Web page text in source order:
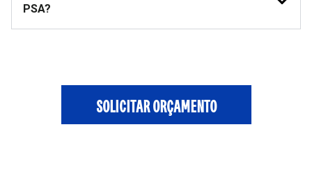
PSA?
SOLICITAR ORÇAMENTO